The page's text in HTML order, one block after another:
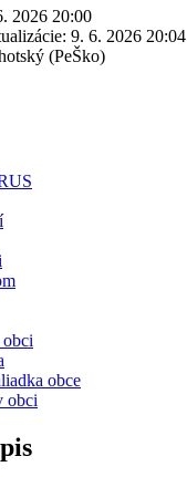
2026 20:00
9. 6. 2026 20:04
(PeŠko)
obce
obci